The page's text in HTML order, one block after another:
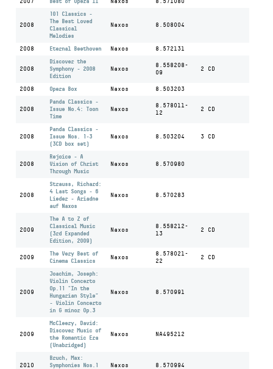
2008
101 Classics -
The Best Loved
Classical
Melodies
Naxos 8.508004
2008 Eternal Beethoven Naxos 8.572131
2008
Discover the
Symphony - 2008
Edition
Naxos
8.558208-
09
2 CD
2008 Opera Box Naxos 8.503203
2008
Panda Classics -
Issue No.4: Toon
Time
Naxos
8.578011-
12
2 CD
2008
Panda Classics -
Issue Nos. 1-3
(3CD box set)
Naxos 8.503204 3 CD
2008
Rejoice - A
Vision of Christ
Through Music
Naxos 8.570980
2008
Strauss, Richard:
4 Last Songs - 6
Lieder - Ariadne
auf Naxos
Naxos 8.570283
2009
The A to Z of
Classical Music
(3rd Expanded
Edition, 2009)
Naxos
8.558212-
13
2 CD
2009
The Very Best of
Cinema Classics
Naxos
8.578021-
22
2 CD
2009
Joachim, Joseph:
Violin Concerto
Op.11 "In the
Hungarian Style"
- Violin Concerto
in G minor Op.3
Naxos 8.570991
2009
McCleery, David:
Discover Music of
the Romantic Era
(Unabridged)
Naxos NA495212
2010
Bruch, Max:
Symphonies Nos.1
Naxos 8.570994